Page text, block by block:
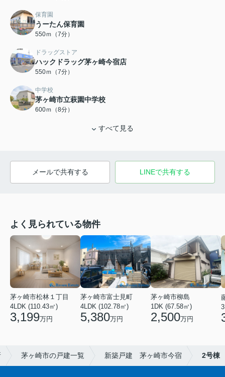
保育園
うーたん保育園
550ｍ（7分）
ドラッグストア
ハックドラッグ茅ヶ崎今宿店
550ｍ（7分）
中学校
茅ヶ崎市立萩園中学校
600ｍ（8分）
すべて見る
メールで共有する LINEで共有する
よく見られている物件
茅ヶ崎市松林１丁目
4LDK (110.43㎡)
3,199万円
茅ヶ崎市富士見町
4LDK (102.78㎡)
5,380万円
茅ヶ崎市柳島
1DK (67.58㎡)
2,500万円
茅ヶ崎市の戸建一覧 新築戸建 茅ヶ崎市今宿 2号棟